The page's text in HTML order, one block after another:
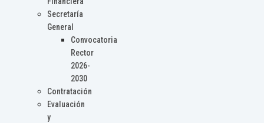
Secretaría
General
Convocatoria
Rector
2026-
2030
Contratación
Evaluación
y